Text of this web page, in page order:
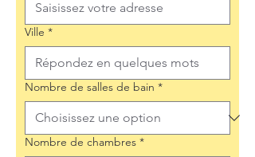
Ville *
Nombre de salles de bain *
Nombre de chambres *